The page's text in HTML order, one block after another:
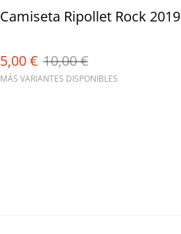
Camiseta Ripollet Rock 2019
5,00 € 10,00 €
MÁS VARIANTES DISPONIBLES